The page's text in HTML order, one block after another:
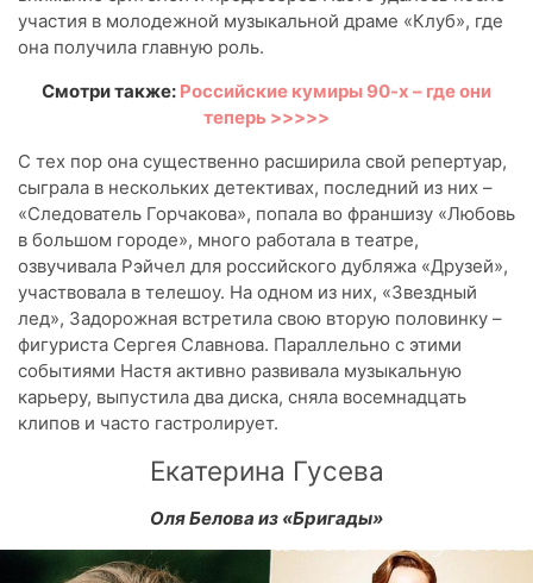
участия в молодежной музыкальной драме «Клуб», где
она получила главную роль.
Смотри также: Российские кумиры 90-х – где они
теперь >>>>>
С тех пор она существенно расширила свой репертуар,
сыграла в нескольких детективах, последний из них –
«Следователь Горчакова», попала во франшизу «Любовь
в большом городе», много работала в театре,
озвучивала Рэйчел для российского дубляжа «Друзей»,
участвовала в телешоу. На одном из них, «Звездный
лед», Задорожная встретила свою вторую половинку –
фигуриста Сергея Славнова. Параллельно с этими
событиями Настя активно развивала музыкальную
карьеру, выпустила два диска, сняла восемнадцать
клипов и часто гастролирует.
Екатерина Гусева
Оля Белова из «Бригады»